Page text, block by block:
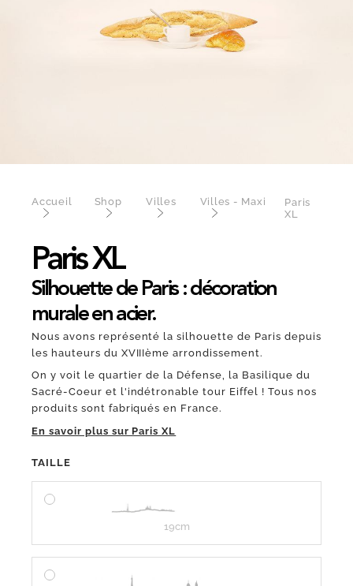
Accueil Shop Villes Villes - Maxi
Paris
XL
Paris XL
Silhouette de Paris : décoration
murale en acier.
Nous avons représenté la silhouette de Paris depuis
les hauteurs du XVIIIème arrondissement.
On y voit le quartier de la Défense, la Basilique du
Sacré-Coeur et l'indétronable tour Eiffel ! Tous nos
produits sont fabriqués en France.
En savoir plus sur Paris XL
TAILLE
19cm